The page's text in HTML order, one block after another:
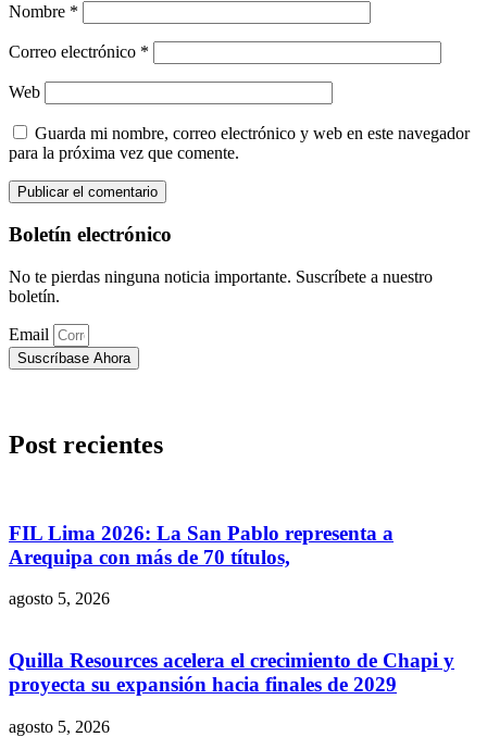
Nombre *
Correo electrónico *
Web
Guarda mi nombre, correo electrónico y web en este navegador
para la próxima vez que comente.
Boletín electrónico
No te pierdas ninguna noticia importante. Suscríbete a nuestro
boletín.
Email
Suscríbase Ahora
Post recientes
FIL Lima 2026: La San Pablo representa a
Arequipa con más de 70 títulos,
agosto 5, 2026
Quilla Resources acelera el crecimiento de Chapi y
proyecta su expansión hacia finales de 2029
agosto 5, 2026